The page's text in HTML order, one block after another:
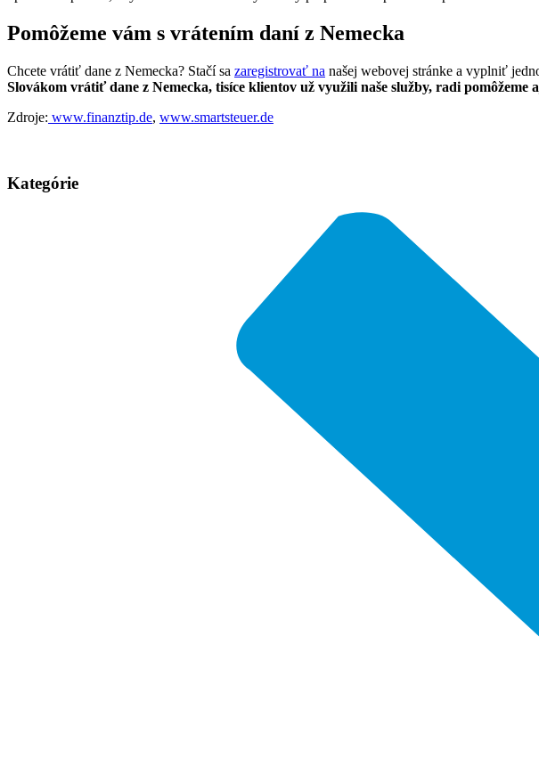
Pomôžeme vám s vrátením daní z Nemecka
Chcete vrátiť dane z Nemecka? Stačí sa zaregistrovať na našej webovej stránke a vyplniť
Slovákom vrátiť dane z Nemecka, tisíce klientov už využili naše služby, radi pomôžeme
Zdroje: www.finanztip.de, www.smartsteuer.de
Kategórie